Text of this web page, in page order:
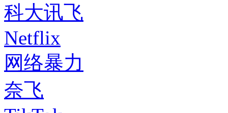
科大讯飞
Netflix
网络暴力
奈飞